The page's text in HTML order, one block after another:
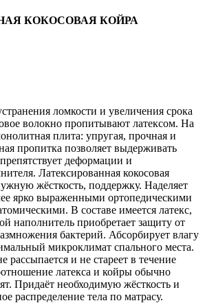
КОКОСОВАЯ КОЙРА
ломкости и увеличения срока
волокно пропитывают латексом. На
плита: упругая, прочная и
пропитка позволяет выдерживать
деформации и
Латексированная кокосовая
жёсткость, поддержку. Наделяет
ярко выраженными ортопедическими
В составе имеется латекс,
наполнитель приобретает защиту от
бактерий. Абсорбирует влагу
микроклимат спального места.
рассыпается и не стареет в течение
латекса и койры обычно
Придаёт необходимую жёсткость и
распределение тела по матрасу.